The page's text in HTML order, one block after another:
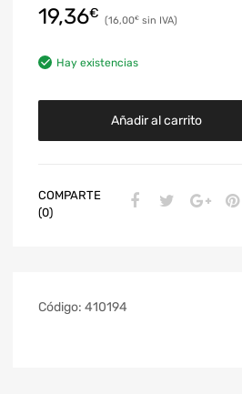
19,36€ 16,00€
Hay existencias
Añadir al carrito
COMPARTE
(0)
Código: 410194